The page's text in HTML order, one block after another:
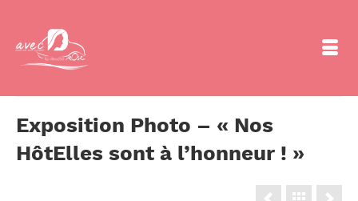
Exposition Photo – « Nos
HôtElles sont à l’honneur ! »